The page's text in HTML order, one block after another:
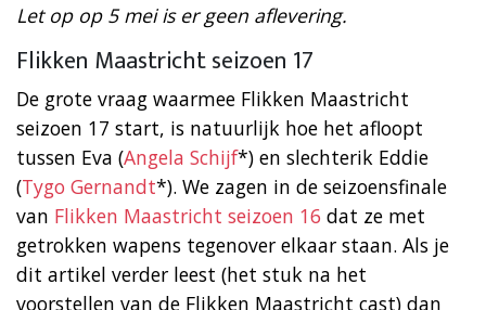
Let op op 5 mei is er geen aflevering.
Flikken Maastricht seizoen 17
De grote vraag waarmee Flikken Maastricht
seizoen 17 start, is natuurlijk hoe het afloopt
tussen Eva (Angela Schijf*) en slechterik Eddie
(Tygo Gernandt*). We zagen in de seizoensfinale
van Flikken Maastricht seizoen 16 dat ze met
getrokken wapens tegenover elkaar staan. Als je
dit artikel verder leest (het stuk na het
voorstellen van de Flikken Maastricht cast) dan